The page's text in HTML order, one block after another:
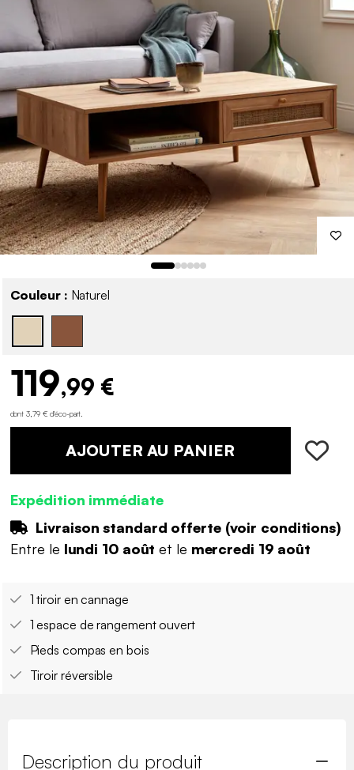
Couleur : Naturel
119,99 €
dont 3,79 € d'éco-part
AJOUTER AU PANIER
Expédition immédiate
Livraison standard offerte (voir conditions)
Entre le lundi 10 août et le mercredi 19 août
1 tiroir en cannage
1 espace de rangement ouvert
Pieds compas en bois
Tiroir réversible
Description du produit